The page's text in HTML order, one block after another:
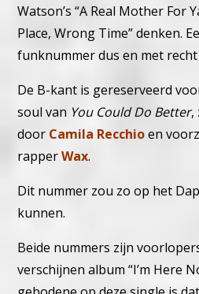
Watson’s “A Real Mother For
Place, Wrong Time” denken.
funknummer dus en met recht
De B-kant is gereserveerd
soul van You Could Do Better,
door Camila Recchioen
rapperWax.
Dit nummer zou zo op het
kunnen.
Beide nummers zijn
verschijnen album “I’m Here